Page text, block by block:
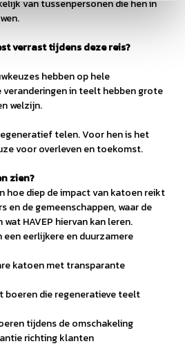
van tussenpersonen die hen in
verrast tijdens deze reis?
hebben op hele
veranderingen in teelt hebben grote
welzijn.
telen. Voor hen is het
voor overleven en toekomst.
zien?
hoe diep de impact van katoen reikt
en de gemeenschappen, waar de
HAVEP hiervan kan leren.
een eerlijkere en duurzamere
katoen met transparante
die regeneratieve teelt
tijdens de omschakeling
richting klanten